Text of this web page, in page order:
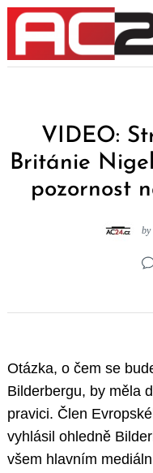
Skip
content
VIDEO:
Británie
pozornost
by
Otázka, o čem se
Bilderbergu, by měla
pravici. Člen
vyhlásil ohledně
všem hlavním